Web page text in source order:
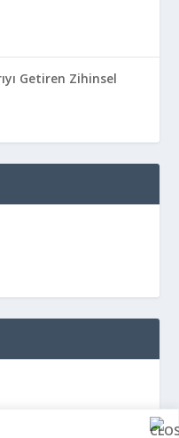
Getiren Zihinsel